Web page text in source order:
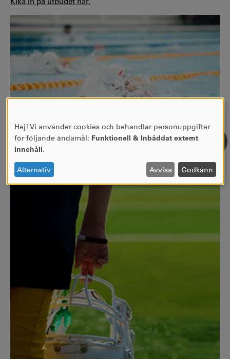
Foto av: Chuttersnap
ANVÄNDNING
AV
OCH
COOKIES
Hej! Vi använder cookies och behandlar personuppgifter
för följande ändamål: Funktionell & Inbäddat externt
innehåll.
Alternativ Avvisa Godkänn